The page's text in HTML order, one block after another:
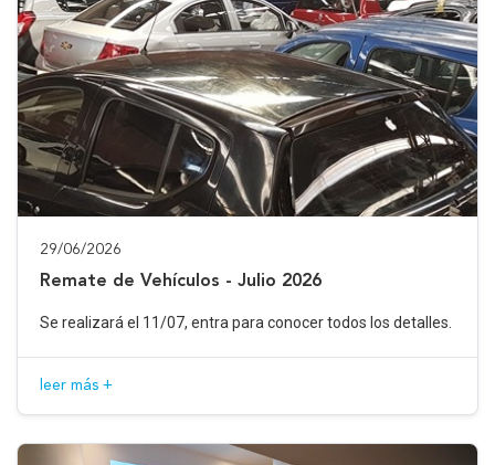
29/06/2026
Remate de Vehículos - Julio 2026
Se realizará el 11/07, entra para conocer todos los detalles.
leer más +